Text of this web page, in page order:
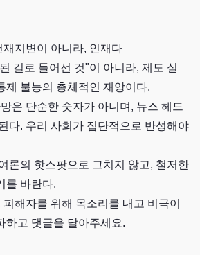
재지변이 아니라, 인재다
길로 들어선 것"이 아니라, 제도 실
제 불능의 총체적인 재앙이다.
은 단순한 숫자가 아니며, 뉴스 헤드
다. 우리 사회가 집단적으로 반성해야
론의 핫스팟으로 그치지 않고, 철저한
를 바란다.
해자를 위해 목소리를 내고 비극이
하고 댓글을 달아주세요.